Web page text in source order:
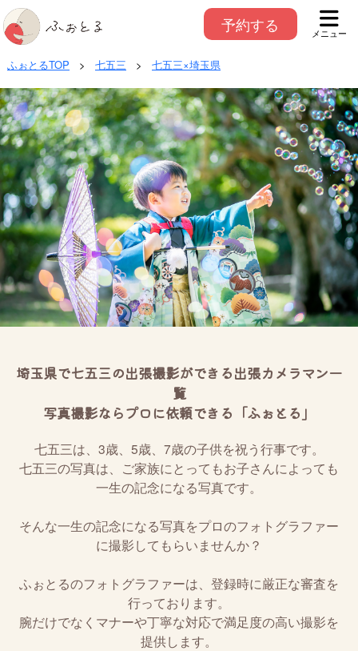
予約する メニュー
ふぉとるTOP > 七五三 > 七五三×埼玉県
埼玉県で七五三の出張撮影ができる出張カメラマン一
覧
写真撮影ならプロに依頼できる「ふぉとる」
七五三は、3歳、5歳、7歳の子供を祝う行事です。
七五三の写真は、ご家族にとってもお子さんによっても
一生の記念になる写真です。
そんな一生の記念になる写真をプロのフォトグラファー
に撮影してもらいませんか？
ふぉとるのフォトグラファーは、登録時に厳正な審査を
行っております。
腕だけでなくマナーや丁寧な対応で満足度の高い撮影を
提供します。